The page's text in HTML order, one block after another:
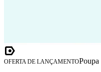
OFERTA DE LANÇAMENTOPoupa